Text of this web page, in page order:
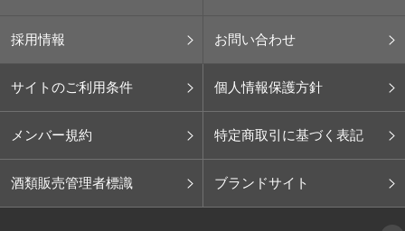
採用情報 お問い合わせ
サイトのご利用条件 個人情報保護方針
メンバー規約 特定商取引に基づく表記
酒類販売管理者標識 ブランドサイト